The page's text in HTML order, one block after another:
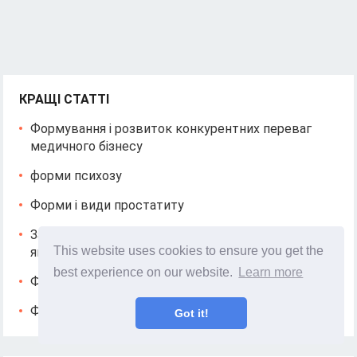
This website uses cookies to ensure you get the
best experience on our website.
Learn more
Got it!
КРАЩІ СТАТТІ
Формування і розвиток конкурентних переваг
медичного бізнесу
форми психозу
Форми і види простатиту
За якими параметрами визначається великий ніс і
як його скоригувати
Форель користь і шкода
Фолікулярний рак щитовидної залози